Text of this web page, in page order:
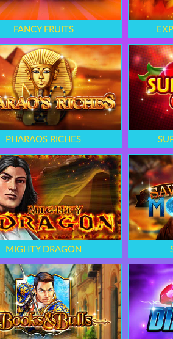
FANCY FRUITS
PHARAOS RICHES
MIGHTY DRAGON